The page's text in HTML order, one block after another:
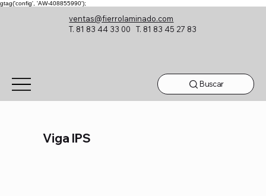
gtag('config', 'AW-408855990');
ventas@fierrolaminado.com
T. 81 83 44 33 00 T. 81 83 45 27 83
Buscar
Viga IPS